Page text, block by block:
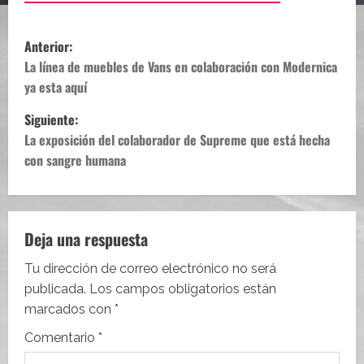
N
a
v
e
g
a
c
i
ó
n
Anterior:
La línea de muebles de Vans en colaboración con Modernica
ya esta aquí
Siguiente:
La exposición del colaborador de Supreme que está hecha
con sangre humana
Deja una respuesta
Tu dirección de correo electrónico no será
publicada. Los campos obligatorios están
marcados con *
Comentario *